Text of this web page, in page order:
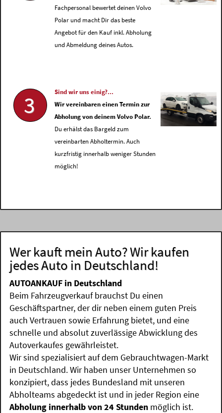
Fachpersonal bewertet deinen Volvo
Polar und macht Dir das beste
Angebot für den Kauf inkl. Abholung
und Abmeldung deines Autos.
3
Sind wir uns einig?...
Wir vereinbaren einen Termin zur
Abholung von deinem Volvo Polar.
Du erhälst das Bargeld zum
vereinbarten Abholtermin. Auch
kurzfristig innerhalb weniger Stunden
möglich!
Wer kauft mein Auto? Wir kaufen
jedes Auto in Deutschland!
AUTOANKAUF in Deutschland
Beim Fahrzeugverkauf brauchst Du einen
Geschäftspartner, der dir neben einem guten Preis
auch Vertrauen sowie Erfahrung bietet, und eine
schnelle und absolut zuverlässige Abwicklung des
Autoverkaufes gewährleistet.
Wir sind spezialisiert auf dem Gebrauchtwagen-Markt
in Deutschland. Wir haben unser Unternehmen so
konzipiert, dass jedes Bundesland mit unseren
Abholteams abgedeckt ist und in jeder Region eine
Abholung innerhalb von 24 Stunden möglich ist.